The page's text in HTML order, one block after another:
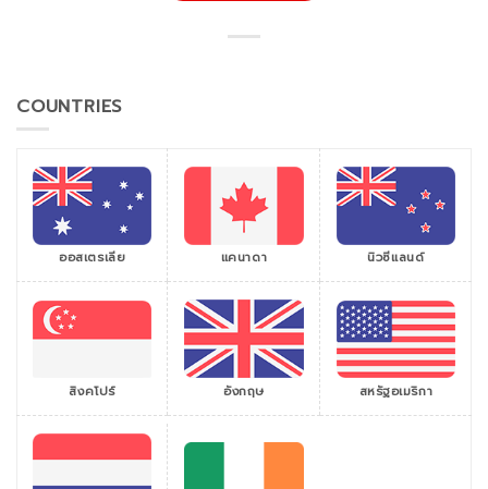
COUNTRIES
ออสเตรเลีย แคนาดา นิวซีแลนด์
สิงคโปร์ อังกฤษ สหรัฐอเมริกา